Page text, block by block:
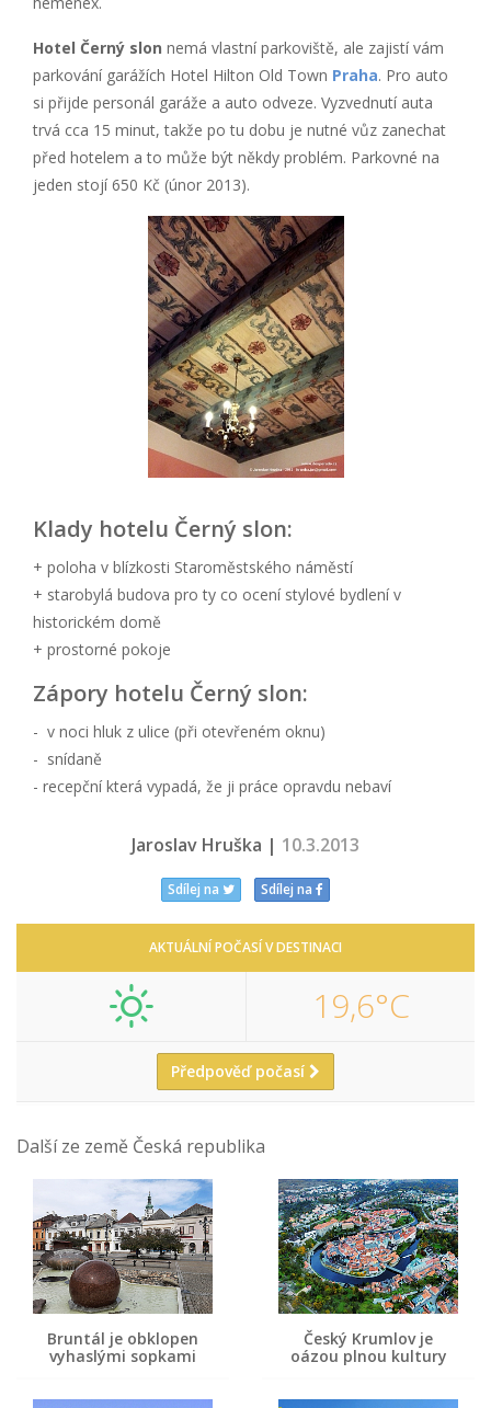
Hotel Černý slon nemá vlastní parkoviště, ale zajistí vám
parkování garážích Hotel Hilton Old Town Praha. Pro auto
si přijde personál garáže a auto odveze. Vyzvednutí auta
trvá cca 15 minut, takže po tu dobu je nutné vůz zanechat
před hotelem a to může být někdy problém. Parkovné na
jeden stojí 650 Kč (únor 2013).
Klady hotelu Černý slon:
+ poloha v blízkosti Staroměstského náměstí
+ starobylá budova pro ty co ocení stylové bydlení v
historickém domě
+ prostorné pokoje
Zápory hotelu Černý slon:
- v noci hluk z ulice (při otevřeném oknu)
- snídaně
- recepční která vypadá, že ji práce opravdu nebaví
Jaroslav Hruška | 10.3.2013
Sdílej na Sdílej na
AKTUÁLNÍ POČASÍ V DESTINACI
19,6°C
Předpověď počasí
Další ze země Česká republika
Bruntál je obklopen
vyhaslými sopkami
Český Krumlov je
oázou plnou kultury